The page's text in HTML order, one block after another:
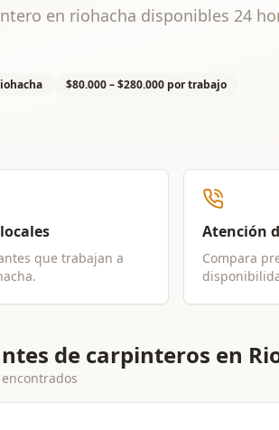
en riohacha disponibles 24
$80.000 – $280.000 por trabajo
que trabajan a
.
Atención
Compara
de carpinteros en